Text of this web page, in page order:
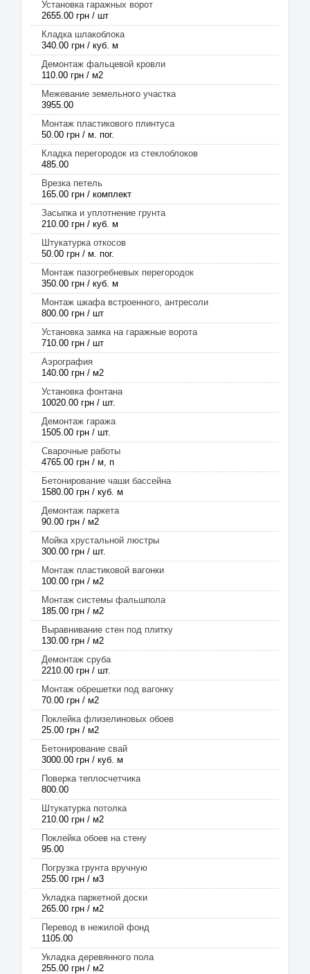
Установка гаражных ворот
2655.00 грн / шт
Кладка шлакоблока
340.00 грн / куб. м
Демонтаж фальцевой кровли
110.00 грн / м2
Межевание земельного участка
3955.00
Монтаж пластикового плинтуса
50.00 грн / м. пог.
Кладка перегородок из стеклоблоков
485.00
Врезка петель
165.00 грн / комплект
Засыпка и уплотнение грунта
210.00 грн / куб. м
Штукатурка откосов
50.00 грн / м. пог.
Монтаж пазогребневых перегородок
350.00 грн / куб. м
Монтаж шкафа встроенного, антресоли
800.00 грн / шт
Установка замка на гаражные ворота
710.00 грн / шт
Аэрография
140.00 грн / м2
Установка фонтана
10020.00 грн / шт.
Демонтаж гаража
1505.00 грн / шт.
Сварочные работы
4765.00 грн / м, п
Бетонирование чаши бассейна
1580.00 грн / куб. м
Демонтаж паркета
90.00 грн / м2
Мойка хрустальной люстры
300.00 грн / шт.
Монтаж пластиковой вагонки
100.00 грн / м2
Монтаж системы фальшпола
185.00 грн / м2
Выравнивание стен под плитку
130.00 грн / м2
Демонтаж сруба
2210.00 грн / шт.
Монтаж обрешетки под вагонку
70.00 грн / м2
Поклейка флизелиновых обоев
25.00 грн / м2
Бетонирование свай
3000.00 грн / куб. м
Поверка теплосчетчика
800.00
Штукатурка потолка
210.00 грн / м2
Поклейка обоев на стену
95.00
Погрузка грунта вручную
255.00 грн / м3
Укладка паркетной доски
265.00 грн / м2
Перевод в нежилой фонд
1105.00
Укладка деревянного пола
255.00 грн / м2